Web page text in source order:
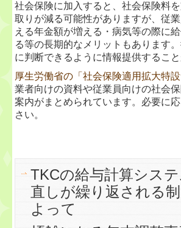
社会保険に加入すると、社会保険料
取りが減る可能性がありますが、従
える年金額が増える・病気等の際に
る等の長期的なメリットもあります
に判断できるように情報提供すること
厚生労働省の「社会保険適用拡大特設
業者向けの資料や従業員向けの社会
案内がまとめられています。必要に
さい。
TKCの給与計算シス
直しが繰り返される
よって